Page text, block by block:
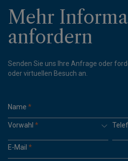
Mehr
anfordern
Senden Sie uns Ihre Anfrage oder
oder virtuellen Besuch an.
Name *
Vorwahl *
E-Mail *